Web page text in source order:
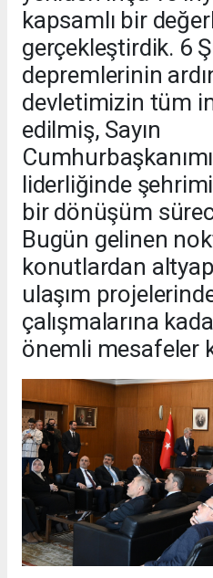
kapsamlı bir
gerçekleştirdik. 6
depremlerinin
devletimizin tüm
edilmiş, Sayın
liderliğinde
bir dönüşüm
Bugün gelinen
konutlardan
ulaşım
çalışmalarına
önemli mesafeler